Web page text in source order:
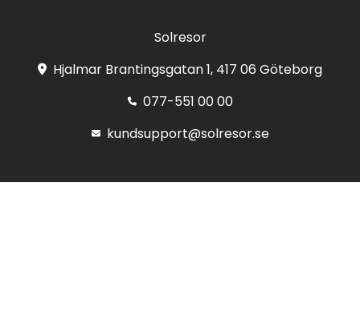
Solresor
Hjalmar Brantingsgatan 1, 417 06 Göteborg
077-551 00 00
kundsupport@solresor.se